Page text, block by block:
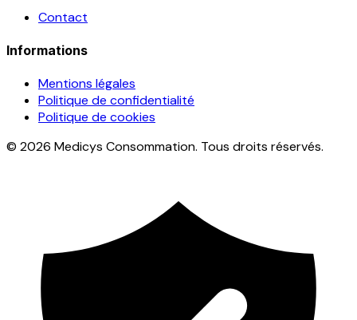
Contact
Informations
Mentions légales
Politique de confidentialité
Politique de cookies
© 2026 Medicys Consommation. Tous droits réservés.